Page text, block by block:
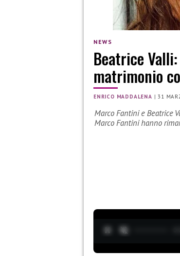
NEWS
Beatrice
matrimonio
ENRICO MADDALENA |31
Marco Fantini e Beatrice
Marco Fantini hanno